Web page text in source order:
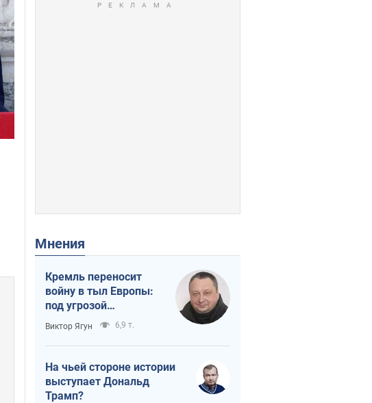
Мнения
Кремль переносит
войну в тыл Европы:
под угрозой
критическая
логистика
Виктор Ягун 6,9 т.
На чьей стороне истории
выступает Дональд
Трамп?